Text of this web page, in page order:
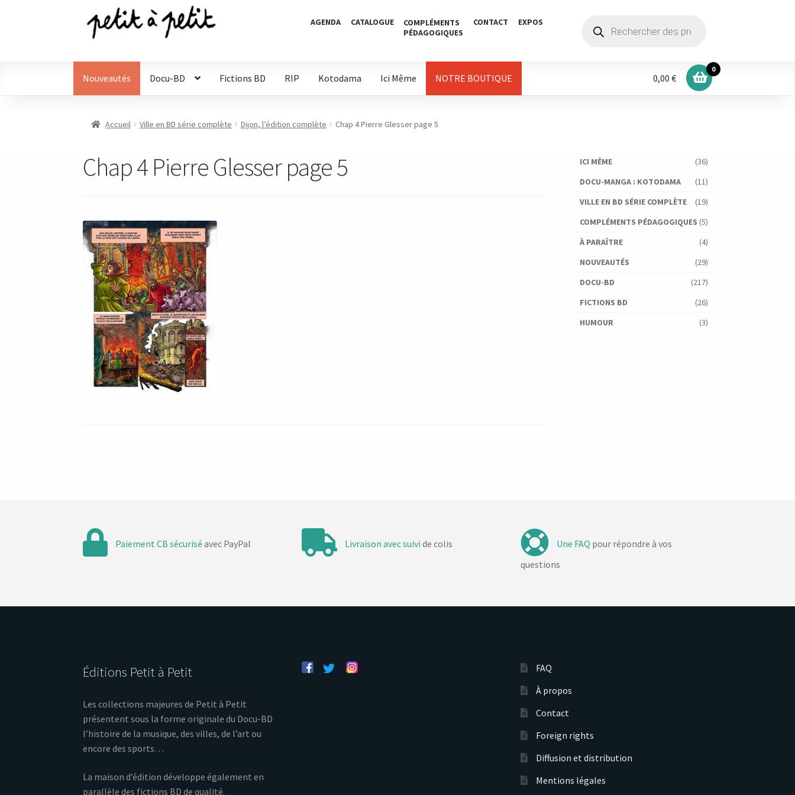
Aller
navigation
Aller
AGENDA CATALOGUE
COMPLÉMENTS
PÉDAGOGIQUES
CONTACT EXPOS
produits
Nouveautés Docu-BD Fictions BD RIP Kotodama Ici Même NOTRE BOUTIQUE 0,00 €
0
Accueil Ville en BD série complète Dijon, l’édition complète Chap 4 Pierre Glesser page 5
Chap 4 Pierre Glesser page 5 ICI MÊME
(36)
DOCU-MANGA : KOTODAMA
(11)
VILLE EN BD SÉRIE COMPLÈTE
(19)
COMPLÉMENTS PÉDAGOGIQUES (5)
À PARAÎTRE
(4)
NOUVEAUTÉS
(29)
DOCU-BD
(217)
FICTIONS BD
(26)
HUMOUR
(3)
Paiement CB sécurisé avec PayPal Livraison avec suivi de colis Une FAQ pour répondre à vos
questions
Éditions Petit à Petit
Les collections majeures de Petit à Petit
présentent sous la forme originale du Docu-BD
l’histoire de la musique, des villes, de l’art ou
encore des sports…
La maison d’édition développe également en
parallèle des fictions BD de qualité.
FAQ
À propos
Contact
Foreign rights
Diffusion et distribution
Mentions légales